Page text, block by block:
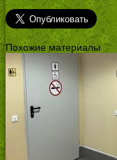
Похожие материалы